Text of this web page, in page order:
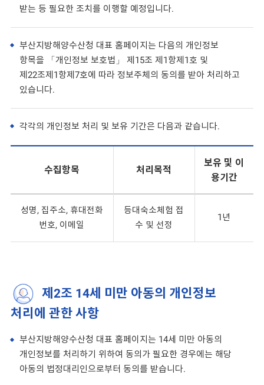
받는 등 필요한 조치를 이행할 예정입니다.
부산지방해양수산청 대표 홈페이지는 다음의 개인정보
항목을 「개인정보 보호법」 제15조 제1항제1호 및
제22조제1항제7호에 따라 정보주체의 동의를 받아 처리하고
있습니다.
각각의 개인정보 처리 및 보유 기간은 다음과 같습니다.
수집항목 처리목적
보유 및 이
용기간
성명, 집주소, 휴대전화
번호, 이메일
등대숙소체험 접
수 및 선정
1년
제2조 14세 미만 아동의 개인정보
처리에 관한 사항
부산지방해양수산청 대표 홈페이지는 14세 미만 아동의
개인정보를 처리하기 위하여 동의가 필요한 경우에는 해당
아동의 법정대리인으로부터 동의를 받습니다.